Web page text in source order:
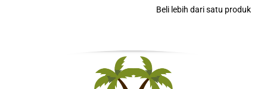
Beli lebih dari satu produk